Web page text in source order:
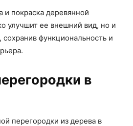
и покраска деревянной
улучшит ее внешний вид, но и
функциональность и
в
перегородки из дерева в